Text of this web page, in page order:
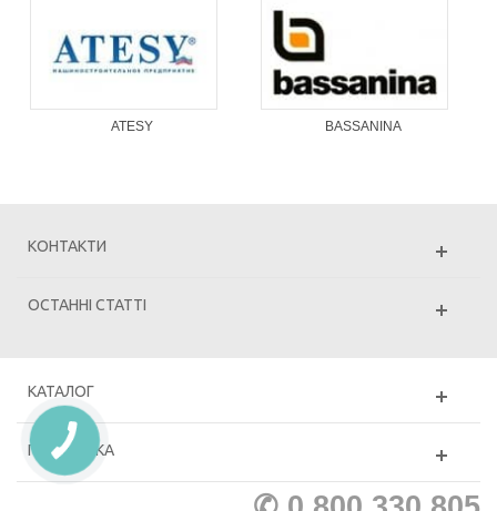
ATESY BASSANINA
КОНТАКТИ
ОСТАННІ СТАТТІ
КАТАЛОГ
ПІДТРИМКА